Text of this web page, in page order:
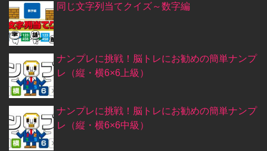
同じ文字列当てクイズ～数字編
ナンプレに挑戦！脳トレにお勧めの簡単ナンプ
レ（縦・横6×6上級）
ナンプレに挑戦！脳トレにお勧めの簡単ナンプ
レ（縦・横6×6中級）